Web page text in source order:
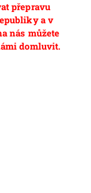
přepravu
a v
nás můžete
domluvit.